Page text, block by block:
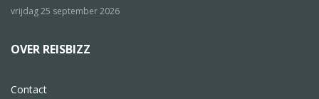
vrijdag 25 september 2026
OVER REISBIZZ
Contact